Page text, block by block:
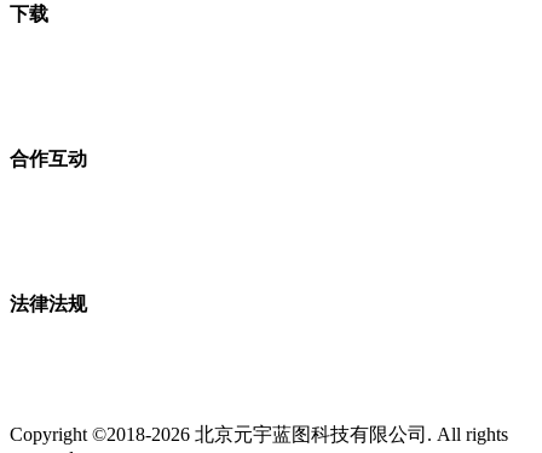
下载
合作互动
法律法规
Copyright ©2018-2026 北京元宇蓝图科技有限公司. All rights